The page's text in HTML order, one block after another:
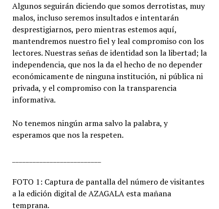
Algunos seguirán diciendo que somos derrotistas, muy
malos, incluso seremos insultados e intentarán
desprestigiarnos, pero mientras estemos aquí,
mantendremos nuestro fiel y leal compromiso con los
lectores. Nuestras señas de identidad son la libertad; la
independencia, que nos la da el hecho de no depender
económicamente de ninguna institución, ni pública ni
privada, y el compromiso con la transparencia
informativa.
No tenemos ningún arma salvo la palabra, y
esperamos que nos la respeten.
FOTO 1: Captura de pantalla del número de visitantes
a la edición digital de AZAGALA esta mañana
temprana.